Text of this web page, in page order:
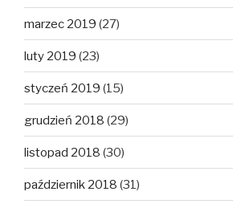
marzec 2019 (27)
luty 2019 (23)
styczeń 2019 (15)
grudzień 2018 (29)
listopad 2018 (30)
październik 2018 (31)